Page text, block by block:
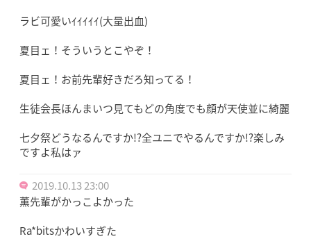
ラビ可愛いｲｲｲｲｲ(大量出血)
夏目ェ！そういうとこやぞ！
夏目ェ！お前先輩好きだろ知ってる！
生徒会長ほんまいつ見てもどの角度でも顔が天使並に綺麗
七夕祭どうなるんですか!?全ユニでやるんですか!?楽しみ
ですよ私はァ
2019.10.13 23:00
薫先輩がかっこよかった
Ra*bitsかわいすぎた